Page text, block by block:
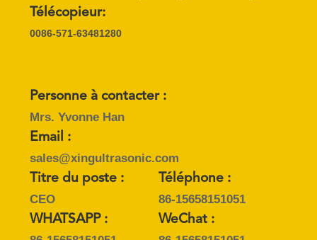
POLITIQUE
Télécopieur:
0086-571-63481280
Personne à contacter :
Mrs. Yvonne Han
Email :
sales@xingultrasonic.com
Titre du poste :
CEO
Téléphone :
86-15658151051
WHATSAPP :
WeChat :